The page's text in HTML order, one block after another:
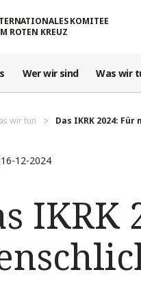
KOMITEE
ROTEN KREUZ
Wer wir sind Was wir
wir tun Das IKRK 2024:
16-12-2024
IKRK